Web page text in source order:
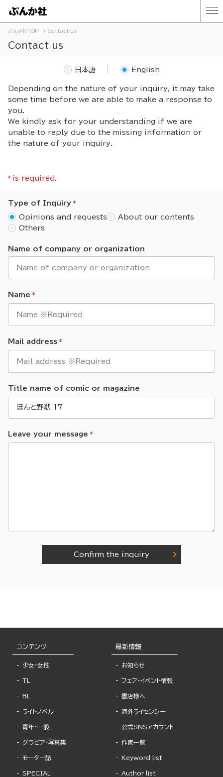
ぶんか社TOP Contact us
Contact us
Depending on the nature of your inquiry, it may take
some time before we are able to make a response to
you.
We kindly ask for your understanding if we are
unable to reply due to the missing information or
the nature of your inquiry.
日本語 English
* is required.
Type of Inquiry
Opinions and requests
About our contents
Others
Name of company or organization
Name
Mail address
Title name of comic or magazine
Leave your message
Confirm the inquiry
コンテンツ
少女・女性
TL
BL
ライトノベル
青年・一般
グラビア・写真集
モーター誌
SPECIAL
最新情報
お知らせ
フェア・イベント情報
書店様へ
海外ライセンシー
公式SNSアカウント
作家一覧
Keyword list
Author list